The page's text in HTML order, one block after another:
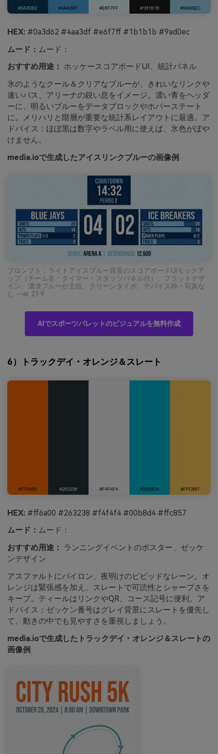
HEX: #0a3d62 #4aa3df #e6f7ff #1b1b1b #9ad0ec
ムード： ムード：
おすすめ用途： ホッケースコアボードUI、統計パネル
氷のようなクール＆クリアなブルーが、きれいなリンクや
速いパス、アリーナの鋭い息をイメージ。濃い青をヘッダ
ーに、明るいブルーをデータブロックやホバーステート
に。メリハリと階層が重要な統計系レイアウトに最適。ア
ドバイス：ほぼ黒は数字やラベル用に使えば、氷色がぼや
けません。
media.ioで生成したアイスリンクブルーの画像例
プロンプト：ライトアイスブルー背景のスコアボードUIモックア
ップ（チーム名・タイマー・スタッツパネル付）、フラットデザ
イン、濃淡ブルーが主役、クリーンタイポ、デバイス枠・写真な
し --ar 21:9
AIでスポーツパレットのビジュアルを無料作成
6）トラックデイ・オレンジ＆スレート
HEX: #ff6a00 #263238 #f4f4f4 #00b8d4 #ffc857
ムード： ムード：
おすすめ用途：
ランニングイベントのポスター、ゼッケ
ンデザイン
アスファルトにパイロン、夜明けのビビッドなレーン。オ
レンジは緊張感を加え、スレートで可読性とシャープさを
キープ。ティールはリンクやQR、コース記号に便利。ア
ドバイス：ゼッケン番号はグレイ背景にスレートを優先し
て、動きの中でも見やすさを重視しましょう。
media.ioで生成したトラックデイ・オレンジ＆スレートの
画像例